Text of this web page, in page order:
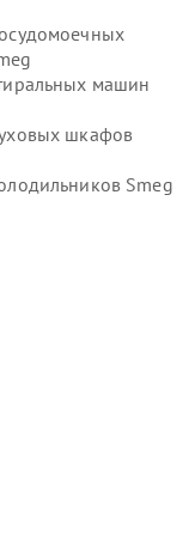
машин
шкафов
Smeg